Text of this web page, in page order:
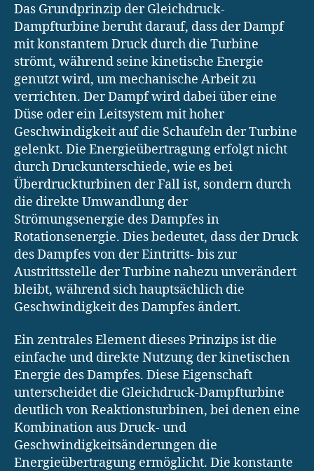
Das Grundprinzip der Gleichdruck-
Dampfturbine beruht darauf, dass der Dampf
mit konstantem Druck durch die Turbine
strömt, während seine kinetische Energie
genutzt wird, um mechanische Arbeit zu
verrichten. Der Dampf wird dabei über eine
Düse oder ein Leitsystem mit hoher
Geschwindigkeit auf die Schaufeln der Turbine
gelenkt. Die Energieübertragung erfolgt nicht
durch Druckunterschiede, wie es bei
Überdruckturbinen der Fall ist, sondern durch
die direkte Umwandlung der
Strömungsenergie des Dampfes in
Rotationsenergie. Dies bedeutet, dass der Druck
des Dampfes von der Eintritts- bis zur
Austrittsstelle der Turbine nahezu unverändert
bleibt, während sich hauptsächlich die
Geschwindigkeit des Dampfes ändert.
Ein zentrales Element dieses Prinzips ist die
einfache und direkte Nutzung der kinetischen
Energie des Dampfes. Diese Eigenschaft
unterscheidet die Gleichdruck-Dampfturbine
deutlich von Reaktionsturbinen, bei denen eine
Kombination aus Druck- und
Geschwindigkeitsänderungen die
Energieübertragung ermöglicht. Die konstante